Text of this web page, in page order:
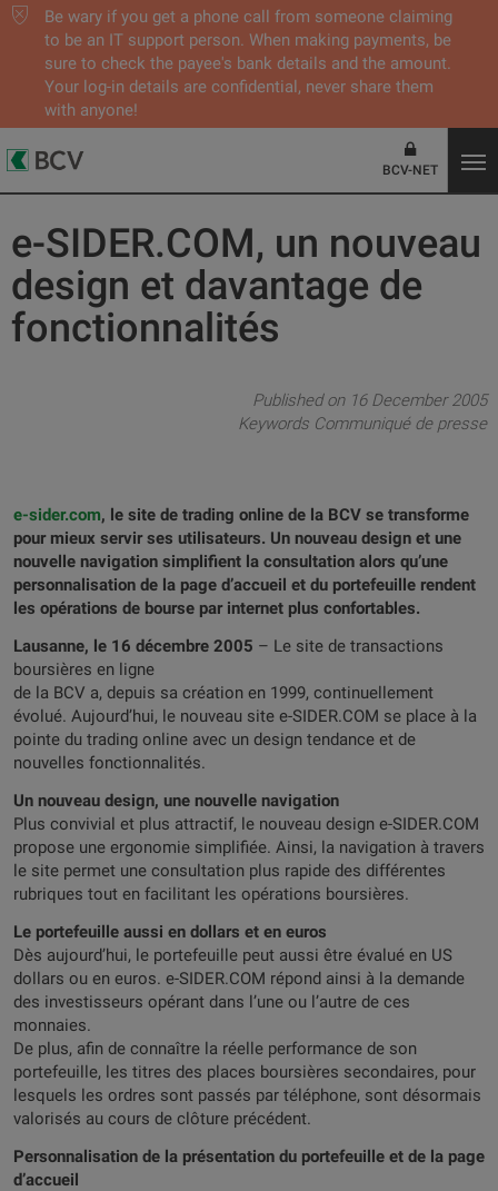
Be wary if you get a phone call from someone claiming
to be an IT support person. When making payments, be
sure to check the payee's bank details and the amount.
Your log-in details are confidential, never share them
with anyone!
BCV-NET
e-SIDER.COM, un nouveau
design et davantage de
fonctionnalités
Published on 16 December 2005
Keywords Communiqué de presse
e-sider.com, le site de trading online de la BCV se transforme
pour mieux servir ses utilisateurs. Un nouveau design et une
nouvelle navigation simplifient la consultation alors qu’une
personnalisation de la page d’accueil et du portefeuille rendent
les opérations de bourse par internet plus confortables.
Lausanne, le 16 décembre 2005 – Le site de transactions
boursières en ligne
de la BCV a, depuis sa création en 1999, continuellement
évolué. Aujourd’hui, le nouveau site e-SIDER.COM se place à la
pointe du trading online avec un design tendance et de
nouvelles fonctionnalités.
Un nouveau design, une nouvelle navigation
Plus convivial et plus attractif, le nouveau design e-SIDER.COM
propose une ergonomie simplifiée. Ainsi, la navigation à travers
le site permet une consultation plus rapide des différentes
rubriques tout en facilitant les opérations boursières.
Le portefeuille aussi en dollars et en euros
Dès aujourd’hui, le portefeuille peut aussi être évalué en US
dollars ou en euros. e-SIDER.COM répond ainsi à la demande
des investisseurs opérant dans l’une ou l’autre de ces
monnaies.
De plus, afin de connaître la réelle performance de son
portefeuille, les titres des places boursières secondaires, pour
lesquels les ordres sont passés par téléphone, sont désormais
valorisés au cours de clôture précédent.
Personnalisation de la présentation du portefeuille et de la page
d’accueil